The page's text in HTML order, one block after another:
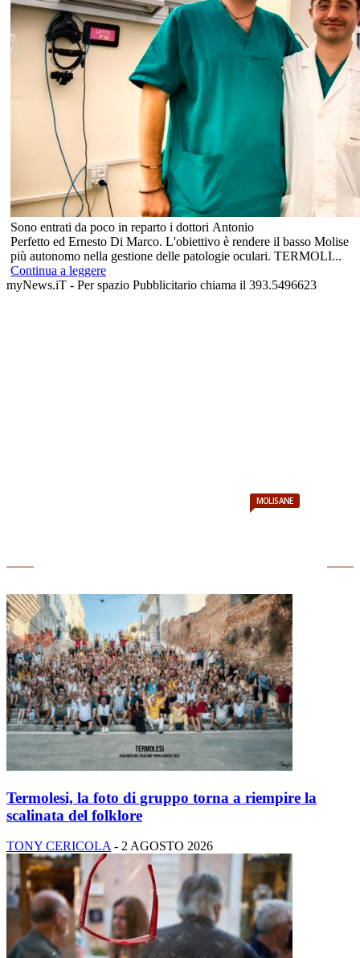
Sono entrati da poco in reparto i dottori Antonio
Perfetto ed Ernesto Di Marco. L'obiettivo è rendere il basso Molise
più autonomo nella gestione delle patologie oculari. TERMOLI...
Continua a leggere
myNews.iT - Per spazio Pubblicitario chiama il 393.5496623
MOLISANE
Termolesi, la foto di gruppo torna a riempire la
scalinata del folklore
TONY CERICOLA - 2 AGOSTO 2026